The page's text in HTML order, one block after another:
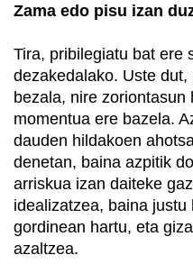
Zama edo pisu izan
Tira, pribilegiatu bat ere
dezakedalako. Uste
bezala, nire zoriontasun
momentua ere bazela.
dauden hildakoen
denetan, baina azpitik
arriskua izan daiteke
idealizatzea, baina
gordinean hartu, eta
azaltzea.